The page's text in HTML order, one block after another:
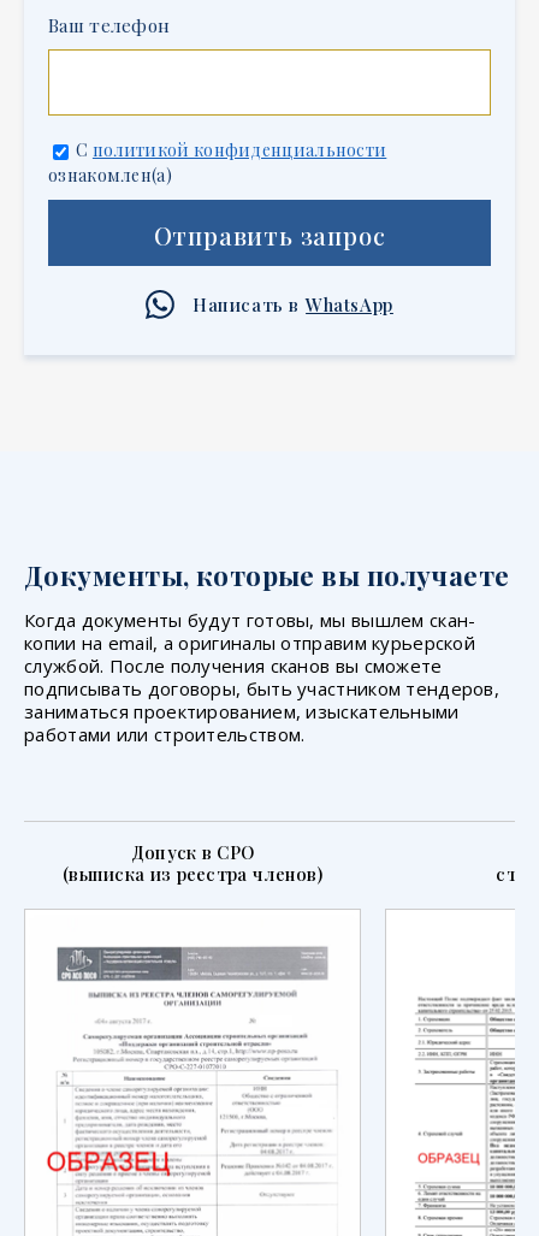
Ваш телефон
С политикой конфиденциальности
ознакомлен(а)
Отправить запрос
Написать в WhatsApp
Документы, которые вы получаете
Когда документы будут готовы, мы вышлем скан-
копии на email, а оригиналы отправим курьерской
службой. После получения сканов вы сможете
подписывать договоры, быть участником тендеров,
заниматься проектированием, изыскательными
работами или строительством.
Допуск в СРО
(выписка из реестра членов)